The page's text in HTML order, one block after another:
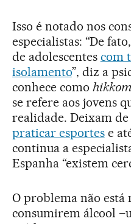
Isso é notado nos
especialistas: “De
de adolescentes com
isolamento”, diz a
conhece como
se refere aos jovens
realidade. Deixam
praticar esportese
continua a
Espanha “existem
O problema não está
consumirem álcool